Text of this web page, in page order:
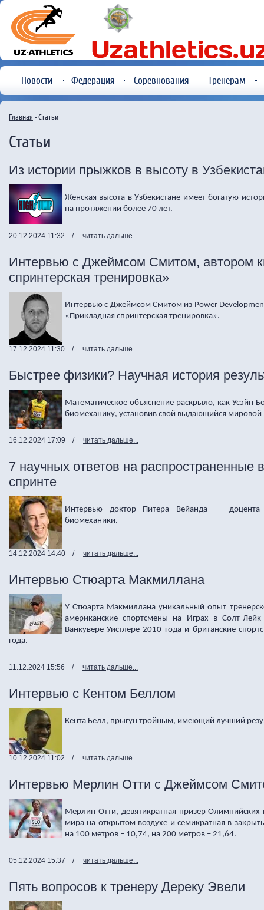
Новости Федерация Соревнования Тренерам
Главная Статьи
Статьи
Из истории прыжков в высоту в
Женская высота в Узбекистане имеет богатую
на протяжении более 70 лет.
20.12.2024 11:32 / читать дальше...
Интервью с Джеймсом Смитом, автором
спринтерская тренировка»
Интервью с Джеймсом Смитом из Power
«Прикладная спринтерская тренировка».
17.12.2024 11:30 / читать дальше...
Быстрее физики? Научная история
Математическое объяснение раскрыло, как Усэйн
биомеханику, установив свой выдающийся мировой
16.12.2024 17:09 / читать дальше...
7 научных ответов на распространенные
спринте
Интервью доктор Питера Вейанда —
биомеханики.
14.12.2024 14:40 / читать дальше...
Интервью Стюарта Макмиллана
У Стюарта Макмиллана уникальный опыт
американские спортсмены на Играх в Солт-
Ванкувере-Уистлере 2010 года и британские
года.
11.12.2024 15:56 / читать дальше...
Интервью с Кентом Беллом
Кента Белл, прыгун тройным, имеющий лучший
10.12.2024 11:02 / читать дальше...
Интервью Мерлин Отти с Джеймсом
Мерлин Отти, девятикратная призер Олимпийских
мира на открытом воздухе и семикратная в
на 100 метров – 10,74, на 200 метров – 21,64.
05.12.2024 15:37 / читать дальше...
Пять вопросов к тренеру Дереку Эвели